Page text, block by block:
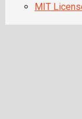
MIT